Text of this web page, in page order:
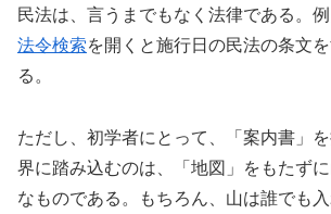
民法は、言うまでもなく法律である。例
法令検索を開くと施行日の民法の条文
る。
ただし、初学者にとって、「案内書」
界に踏み込むのは、「地図」をもたず
なものである。もちろん、山は誰でも入